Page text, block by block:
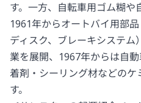
す。一方、自転車用ゴム糊や
1961年からオートバイ用部
ディスク、ブレーキシステ
業を展開、1967年からは自
着剤・シーリング材などの
す。